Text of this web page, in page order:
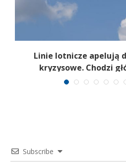
Linie lotnicze apelują
kryzysowe. Chodzi
Subscribe